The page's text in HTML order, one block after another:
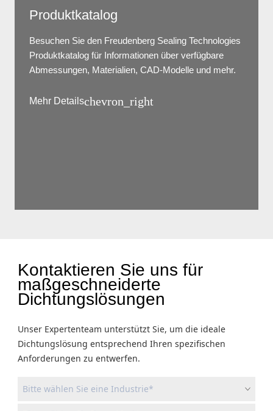
Produktkatalog
Besuchen Sie den Freudenberg Sealing Technologies
Produktkatalog für Informationen über verfügbare
Abmessungen, Materialien, CAD-Modelle und mehr.
Mehr Detailschevron_right
Kontaktieren Sie uns für
maßgeschneiderte
Dichtungslösungen
Unser Expertenteam unterstützt Sie, um die ideale
Dichtungslösung entsprechend Ihren spezifischen
Anforderungen zu entwerfen.